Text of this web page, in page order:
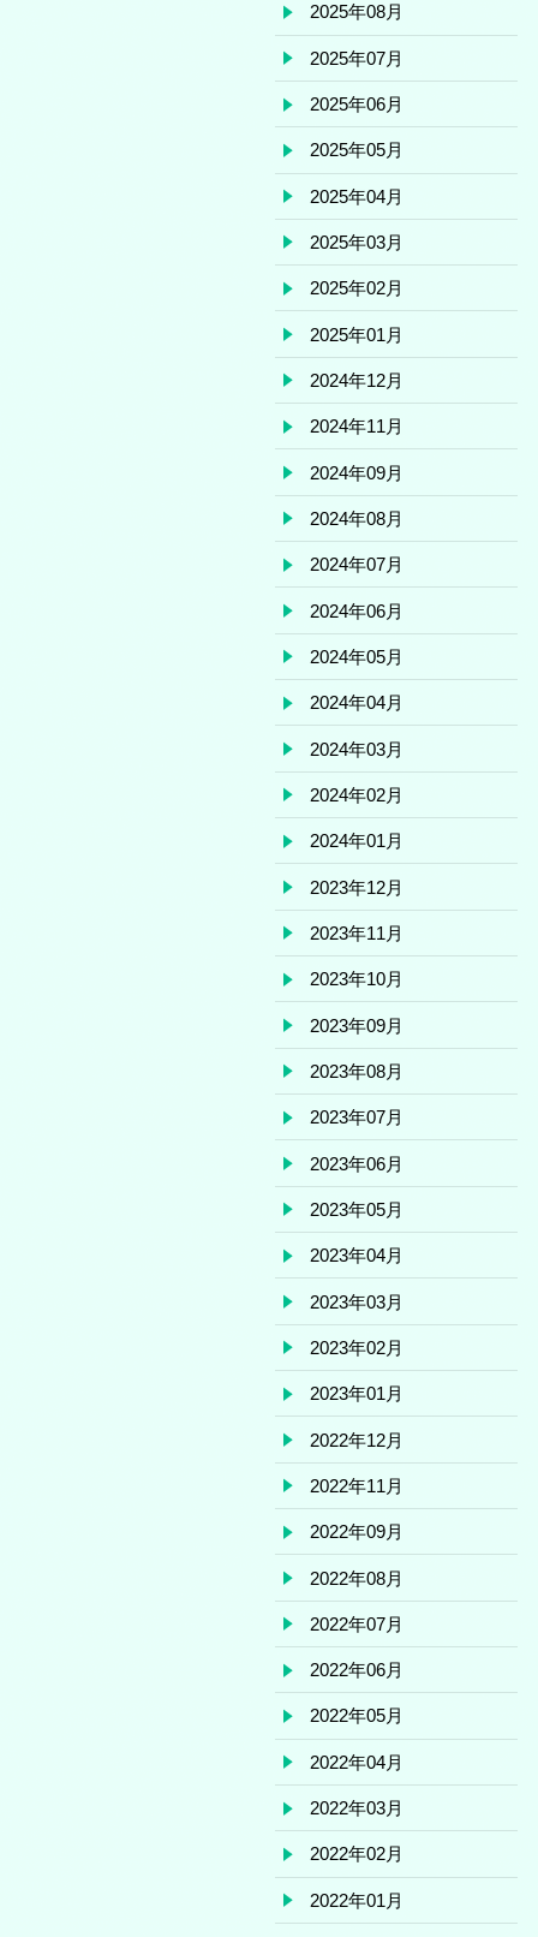
2025年08月
2025年07月
2025年06月
2025年05月
2025年04月
2025年03月
2025年02月
2025年01月
2024年12月
2024年11月
2024年09月
2024年08月
2024年07月
2024年06月
2024年05月
2024年04月
2024年03月
2024年02月
2024年01月
2023年12月
2023年11月
2023年10月
2023年09月
2023年08月
2023年07月
2023年06月
2023年05月
2023年04月
2023年03月
2023年02月
2023年01月
2022年12月
2022年11月
2022年09月
2022年08月
2022年07月
2022年06月
2022年05月
2022年04月
2022年03月
2022年02月
2022年01月